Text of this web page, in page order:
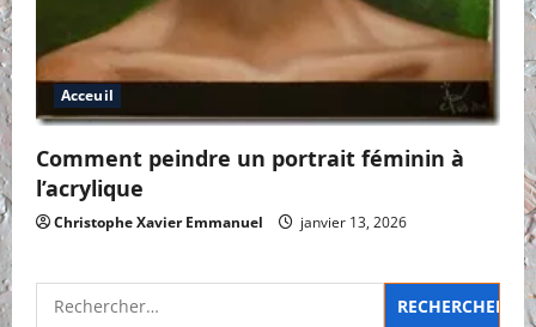
Acceuil
Comment peindre un portrait féminin à
l’acrylique
Christophe Xavier Emmanuel janvier 13, 2026
Rechercher :